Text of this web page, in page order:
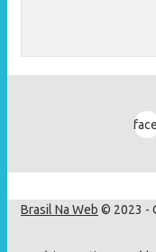
Brasil Na Web © 2023 -